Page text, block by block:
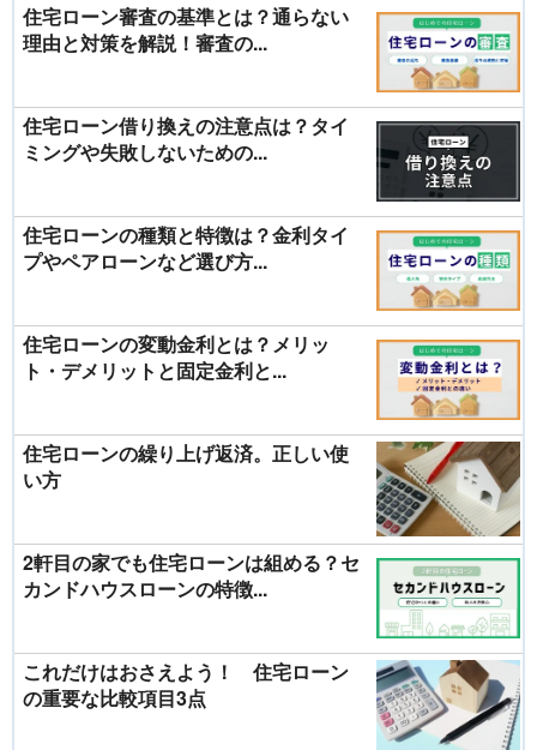
住宅ローン審査の基準とは？通らない
理由と対策を解説！審査の...
住宅ローン借り換えの注意点は？タイ
ミングや失敗しないための...
住宅ローンの種類と特徴は？金利タイ
プやペアローンなど選び方...
住宅ローンの変動金利とは？メリッ
ト・デメリットと固定金利と...
住宅ローンの繰り上げ返済。正しい使
い方
2軒目の家でも住宅ローンは組める？セ
カンドハウスローンの特徴...
これだけはおさえよう！ 住宅ローン
の重要な比較項目3点